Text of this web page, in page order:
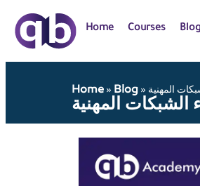
Home Courses Blog
Home » Blog » المهنية
الشبكات المهنية